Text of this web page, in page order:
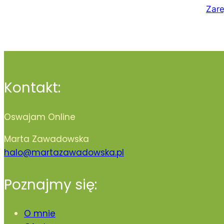
Kontakt:
Oswajam Online
Marta Zawadowska
halo@martazawadowska.pl
Poznajmy się:
O mnie